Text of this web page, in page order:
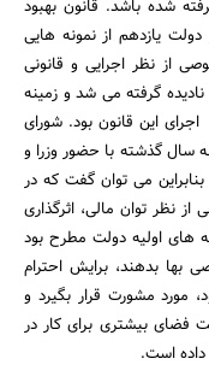
شده باشد. قانون بهبود
یازدهم از نمونه هایی
نظر اجرایی و قانونی
گرفته می شد و زمینه
این قانون بود. شورای
سال گذشته با حضور وزرا و
می توان گفت که در
نظر توان مالی، اثرگذاری
های اولیه دولت مطرح بود
بدهند، برایش احترام
مورد مشورت قرار بگیرد و
فضای بیشتری برای کار در
است.